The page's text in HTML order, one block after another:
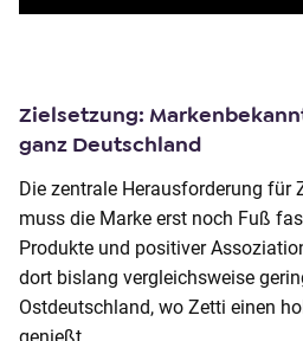
Zielsetzung:
ganz Deutschland
Die zentrale Herausforderung für
muss die Marke erst noch Fuß
Produkte und positiver
dort bislang vergleichsweise
Ostdeutschland, wo Zetti einen